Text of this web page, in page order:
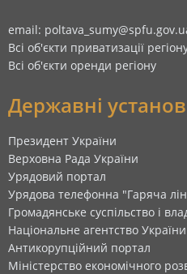
email:
Всі об'єкти приватизації
Всі об'єкти оренди регіону
Державні
Президент України
Верховна Рада України
Урядовий портал
Урядова телефонна "Гаряча
Громадянське суспільство і
Національне агентство
Антикорупційний портал
Міністерство економічного